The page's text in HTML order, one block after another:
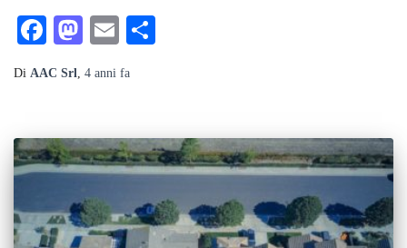
Facebook
Mastodon
Email
Di AAC Srl, 4 anni fa